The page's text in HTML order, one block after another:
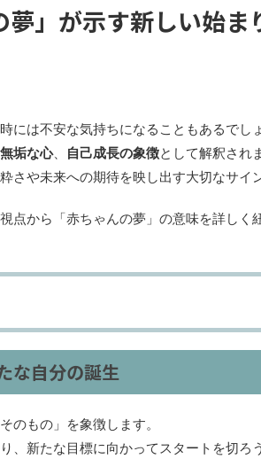
夢」が示す新しい始ま
には不安な気持ちになることもあるでしょ
無垢な心、 自己成長の象徴として解釈され
さや未来への期待を映し出す大切なサイ
点から「赤ちゃんの夢」の意味を詳しく
な自分の誕生
のもの」を象徴します。
、新たな目標に向かってスタートを切ろ